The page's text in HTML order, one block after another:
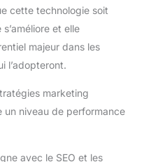
cette technologie soit
et elle
majeur dans les
l’adopteront.
marketing
un niveau de performance
avec le SEO et les